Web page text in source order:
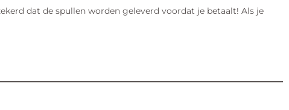
dat de spullen worden geleverd voordat je betaalt! Als je